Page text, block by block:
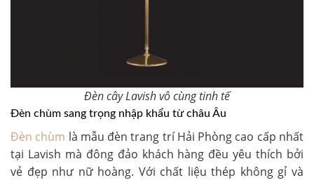
Đèn cây Lavish vô cùng tinh tế
Đèn chùm sang trọng nhập khẩu từ châu Âu
Đèn chùm là mẫu đèn trang trí Hải Phòng cao cấp nhất
tại Lavish mà đông đảo khách hàng đều yêu thích bởi
vẻ đẹp như nữ hoàng. Với chất liệu thép không gỉ và